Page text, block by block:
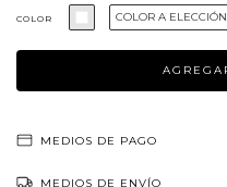
COLOR COLOR A ELECCIÓN
MEDIOS DE PAGO
MEDIOS DE ENVÍO